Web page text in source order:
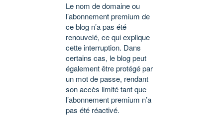
Le nom de domaine ou
l’abonnement premium de
ce blog n’a pas été
renouvelé, ce qui explique
cette interruption. Dans
certains cas, le blog peut
également être protégé par
un mot de passe, rendant
son accès limité tant que
l’abonnement premium n’a
pas été réactivé.